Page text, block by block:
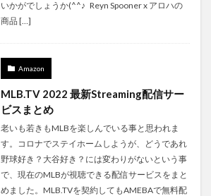
いかがでしょうか(^^♪ Reyn Spooner x アロハの
商品 […]
Amazon
MLB.TV 2022 最新Streaming配信サー
ビスまとめ
老いも若きもMLBを楽しんでいる事と思われま
す。コロナでステイホームしようが、どうであれ
野球好き？大谷好き？には変わりがないという事
で、現在のMLBが視聴できる配信サービスをまと
めました。MLB.TVを契約してもAMEBAで無料配